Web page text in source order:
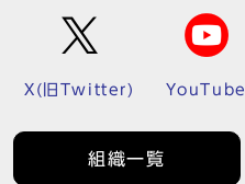
X(旧Twitter) YouTube
組織一覧